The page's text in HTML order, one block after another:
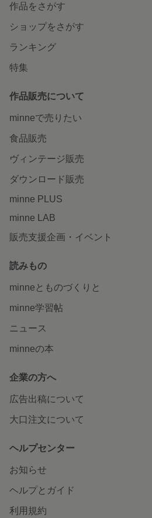
作品をさがす
ショップをさがす
ランキング
特集
作品販売について
minneで売りたい
食品販売
ヴィンテージ販売
ダウンロード販売
minne PLUS
minne LAB
販売支援企画・イベント
読みもの
minneとものづくりと
minne学習帖
ニュース
minneの本
企業の方へ
広告出稿について
大口注文について
ヘルプセンター
お知らせ
ヘルプとガイド
利用規約